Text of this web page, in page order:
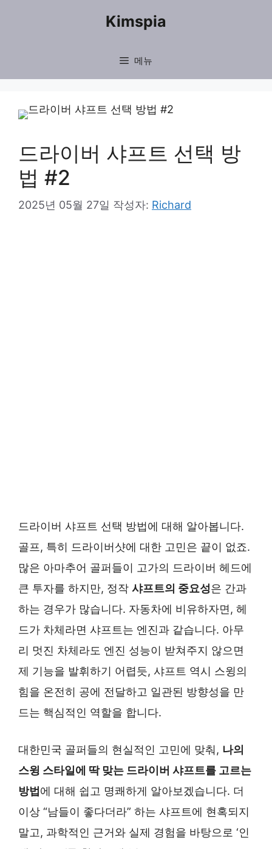
Kimspia
메뉴
드라이버 샤프트 선택 방
법 #2
2025년 05월 27일 작성자: Richard
드라이버 샤프트 선택 방법에 대해 알아봅니다.
골프, 특히 드라이버샷에 대한 고민은 끝이 없죠.
많은 아마추어 골퍼들이 고가의 드라이버 헤드에
큰 투자를 하지만, 정작 샤프트의 중요성은 간과
하는 경우가 많습니다. 자동차에 비유하자면, 헤
드가 차체라면 샤프트는 엔진과 같습니다. 아무
리 멋진 차체라도 엔진 성능이 받쳐주지 않으면
제 기능을 발휘하기 어렵듯, 샤프트 역시 스윙의
힘을 온전히 공에 전달하고 일관된 방향성을 만
드는 핵심적인 역할을 합니다.
대한민국 골퍼들의 현실적인 고민에 맞춰, 나의
스윙 스타일에 딱 맞는 드라이버 샤프트를 고르는
방법 에 대해 쉽고 명쾌하게 알아보겠습니다. 더
이상 “남들이 좋다더라” 하는 샤프트에 현혹되지
말고, 과학적인 근거와 실제 경험을 바탕으로 ‘인